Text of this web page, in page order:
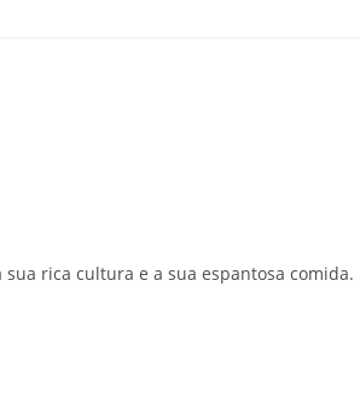
rica cultura e a sua espantosa comida.